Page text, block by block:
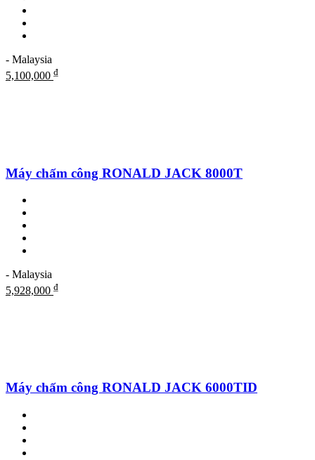
- Malaysia
5,100,000 ₫
Máy chấm công RONALD JACK 8000T
- Malaysia
5,928,000 ₫
Máy chấm công RONALD JACK 6000TID